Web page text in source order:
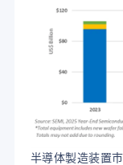
半導体製造装置